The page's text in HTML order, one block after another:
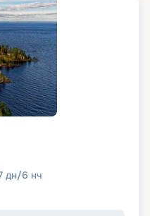
дн/6 нч